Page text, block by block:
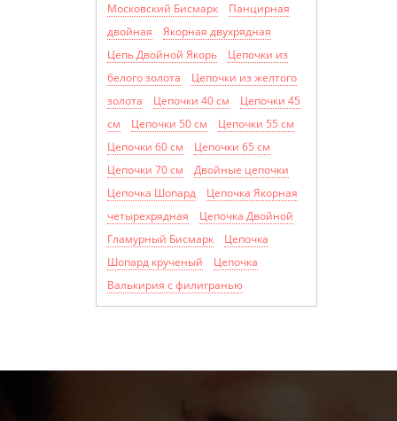
Московский Бисмарк
Панцирная
двойная
Якорная двухрядная
Цепь Двойной Якорь
Цепочки из
белого золота
Цепочки из желтого
золота
Цепочки 40 см
Цепочки 45
см
Цепочки 50 см
Цепочки 55 см
Цепочки 60 см
Цепочки 65 см
Цепочки 70 см
Двойные цепочки
Цепочка Шопард
Цепочка Якорная
четырехрядная
Цепочка Двойной
Гламурный Бисмарк
Цепочка
Шопард крученый
Цепочка
Валькирия с филигранью